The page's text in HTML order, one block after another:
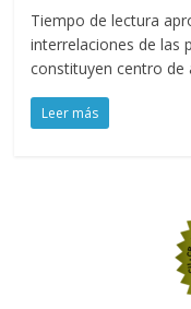
Tiempo de lectura
interrelaciones de las
constituyen centro de
Leer más